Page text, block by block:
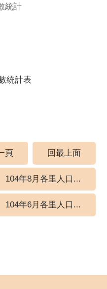
統計
統計表
頁 回最上面
104年8月各里人口...
104年6月各里人口...